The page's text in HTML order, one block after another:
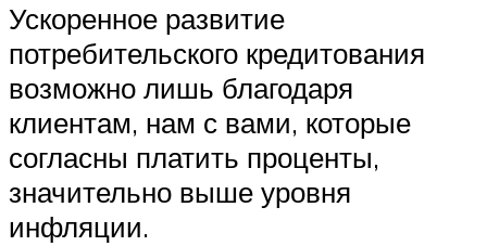
Ускоренное развитие
потребительского кредитования
возможно лишь благодаря
клиентам, нам с вами, которые
согласны платить проценты,
значительно выше уровня
инфляции.